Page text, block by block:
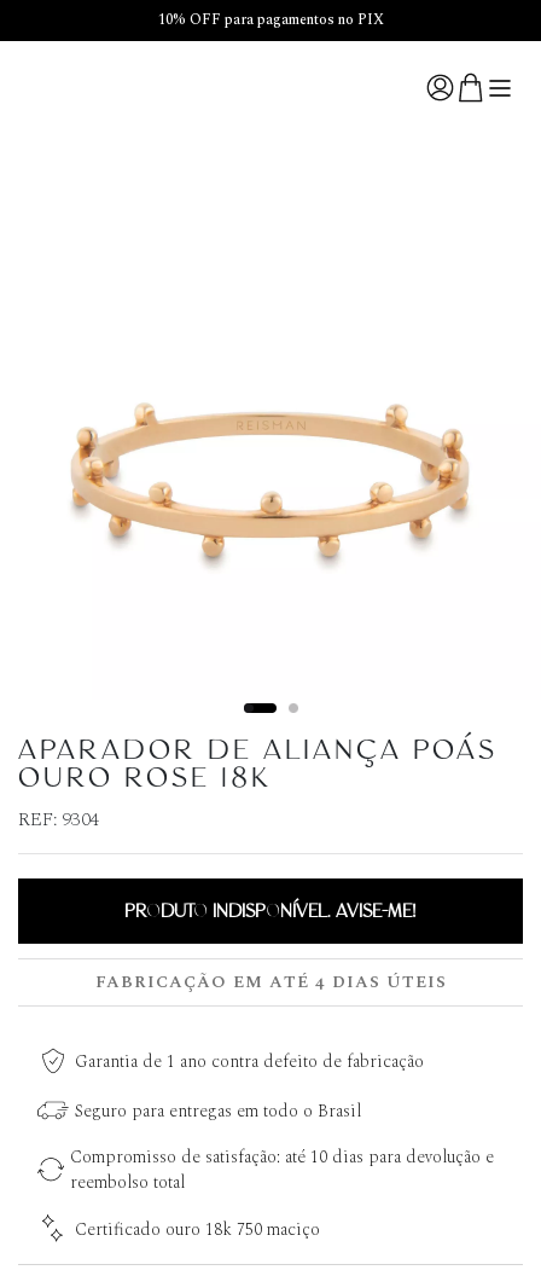
10% OFF para pagamentos no PIX
APARADOR DE ALIANÇA POÁS
OURO ROSE 18K
REF: 9304
PRODUTO INDISPONÍVEL. AVISE-ME!
FABRICAÇÃO EM ATÉ 4 DIAS ÚTEIS
Garantia de 1 ano contra defeito de fabricação
Seguro para entregas em todo o Brasil
Compromisso de satisfação: até 10 dias para devolução e
reembolso total
Certificado ouro 18k 750 maciço